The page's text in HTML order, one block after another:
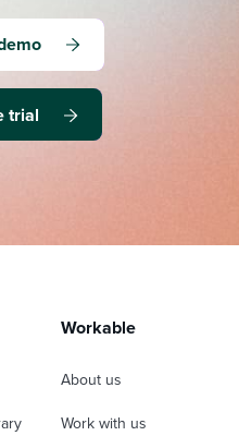
trial
Workable
About us
Work with us